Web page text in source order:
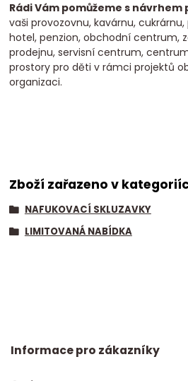
Rádi Vám pomůžeme s
vaši provozovnu, kavárnu,
hotel, penzion, obchodní centrum,
prodejnu, servisní centrum,
prostory pro děti v rámci projektů
organizaci.
Zboží zařazeno v
NAFUKOVACÍ SKLUZAVKY
LIMITOVANÁ NABÍDKA
Informace pro zákazníky